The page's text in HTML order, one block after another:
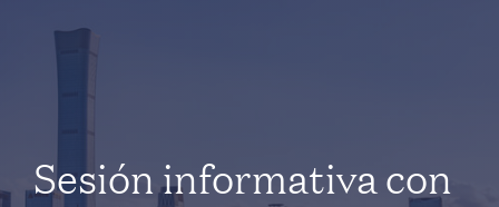
Sesión informativa con